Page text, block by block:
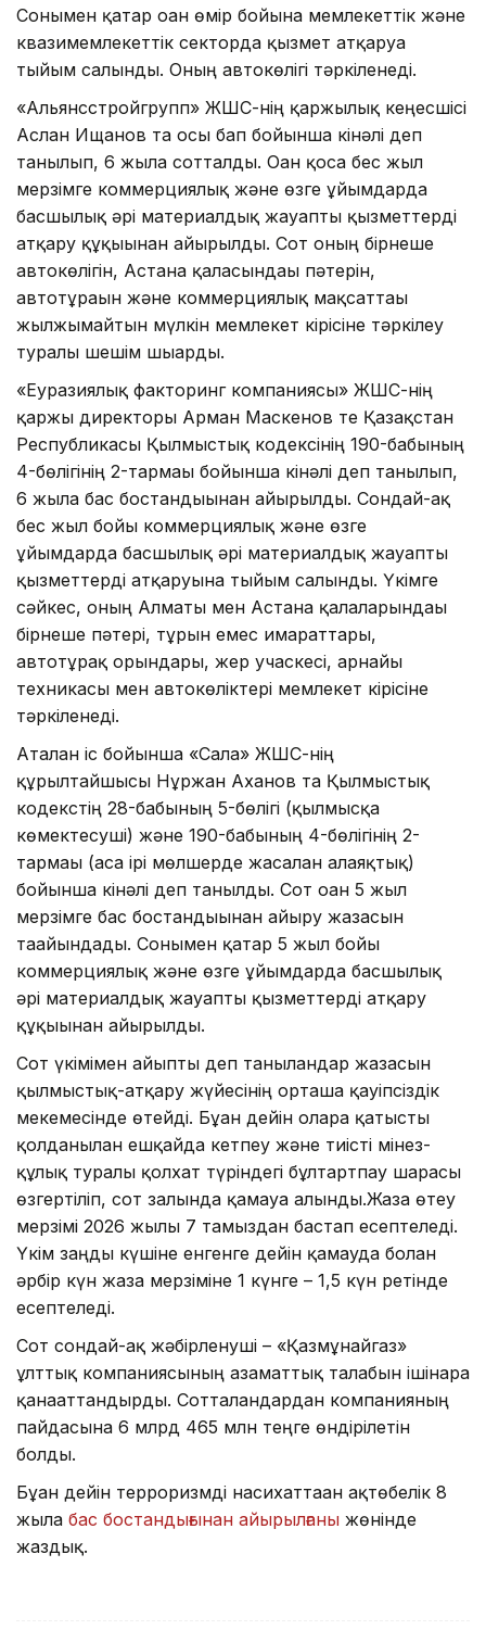
Сонымен қатар оған өмір бойына мемлекеттік және
квазимемлекеттік секторда қызмет атқаруға
тыйым салынды. Оның автокөлігі тәркіленеді.
«Альянсстройгрупп» ЖШС-нің қаржылық кеңесшісі
Аслан Ищанов та осы бап бойынша кінәлі деп
танылып, 6 жылға сотталды. Оған қоса бес жыл
мерзімге коммерциялық және өзге ұйымдарда
басшылық әрі материалдық жауапты қызметтерді
атқару құқығынан айырылды. Сот оның бірнеше
автокөлігін, Астана қаласындағы пәтерін,
автотұрағын және коммерциялық мақсаттағы
жылжымайтын мүлкін мемлекет кірісіне тәркілеу
туралы шешім шығарды.
«Еуразиялық факторинг компаниясы» ЖШС-нің
қаржы директоры Арман Маскенов те Қазақстан
Республикасы Қылмыстық кодексінің 190-бабының
4-бөлігінің 2-тармағы бойынша кінәлі деп танылып,
6 жылға бас бостандығынан айырылды. Сондай-ақ
бес жыл бойы коммерциялық және өзге
ұйымдарда басшылық әрі материалдық жауапты
қызметтерді атқаруына тыйым салынды. Үкімге
сәйкес, оның Алматы мен Астана қалаларындағы
бірнеше пәтері, тұрғын емес ғимараттары,
автотұрақ орындары, жер учаскесі, арнайы
техникасы мен автокөліктері мемлекет кірісіне
тәркіленеді.
Аталған іс бойынша «Сала» ЖШС-нің
құрылтайшысы Нұржан Аханов та Қылмыстық
кодекстің 28-бабының 5-бөлігі (қылмысқа
көмектесуші) және 190-бабының 4-бөлігінің 2-
тармағы (аса ірі мөлшерде жасалған алаяқтық)
бойынша кінәлі деп танылды. Сот оған 5 жыл
мерзімге бас бостандығынан айыру жазасын
тағайындады. Сонымен қатар 5 жыл бойы
коммерциялық және өзге ұйымдарда басшылық
әрі материалдық жауапты қызметтерді атқару
құқығынан айырылды.
Сот үкімімен айыпты деп танылғандар жазасын
қылмыстық-атқару жүйесінің орташа қауіпсіздік
мекемесінде өтейді. Бұған дейін оларға қатысты
қолданылған ешқайда кетпеу және тиісті мінез-
құлық туралы қолхат түріндегі бұлтартпау шарасы
өзгертіліп, сот залында қамауға алынды.Жаза өтеу
мерзімі 2026 жылғы 7 тамыздан бастап есептеледі.
Үкім заңды күшіне енгенге дейін қамауда болған
әрбір күн жаза мерзіміне 1 күнге – 1,5 күн ретінде
есептеледі.
Сот сондай-ақ жәбірленуші – «Қазмұнайгаз»
ұлттық компаниясының азаматтық талабын ішінара
қанағаттандырды. Сотталғандардан компанияның
пайдасына 6 млрд 465 млн теңге өндірілетін
болды.
Бұған дейін терроризмді насихаттаған ақтөбелік 8
жылға бас бостандығынан айырылғаны жөнінде
жаздық.